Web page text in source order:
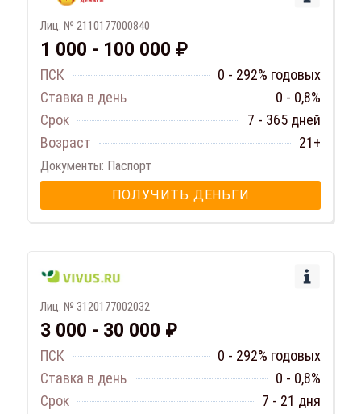
Лиц. № 2110177000840
1 000 - 100 000 ₽
ПСК
0 - 292% годовых
Ставка в день
0 - 0,8%
Срок
7 - 365 дней
Возраст
21+
Документы: Паспорт
ПОЛУЧИТЬ ДЕНЬГИ
Лиц. № 3120177002032
3 000 - 30 000 ₽
ПСК
0 - 292% годовых
Ставка в день
0 - 0,8%
Срок
7 - 21 дня